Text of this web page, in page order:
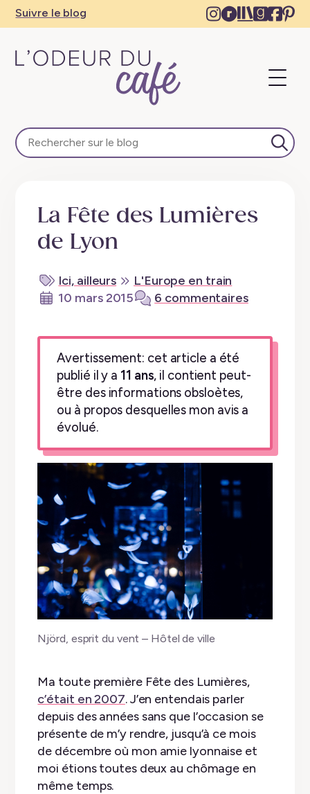
Suivre le blog
Instagram
–
Ravelry
–
The
tab
– – –
du
Café
créativité,
recettes
le
La Fête des Lumières
de Lyon
Ici, ailleurs
L'Europe en train
10 mars 2015
6 commentaires
Avertissement: cet article a été
publié il y a 11 ans, il contient peut-
être des informations obsloètes,
ou à propos desquelles mon avis a
évolué.
Njörd, esprit du vent – Hôtel de ville
Ma toute première Fête des Lumières,
c’était en 2007. J’en entendais parler
depuis des années sans que l’occasion se
présente de m’y rendre, jusqu’à ce mois
de décembre où mon amie lyonnaise et
moi étions toutes deux au chômage en
même temps.